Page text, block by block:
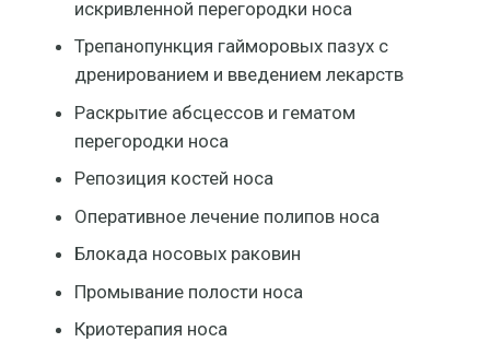
искривленной перегородки носа
Трепанопункция гайморовых пазух с
дренированием и введением лекарств
Раскрытие абсцессов и гематом
перегородки носа
Репозиция костей носа
Оперативное лечение полипов носа
Блокада носовых раковин
Промывание полости носа
Криотерапия носа